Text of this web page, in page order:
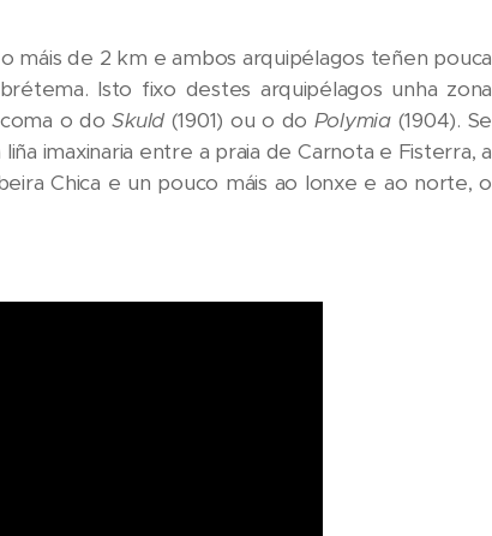
máis de 2 km e ambos arquipélagos teñen pouca
Isto fixo destes arquipélagos unha zona
coma o doSkuld (1901) ou o do Polymia(1904). Se
imaxinaria entre a praia de Carnota e Fisterra, a
Chica e un pouco máis ao lonxe e ao norte, o